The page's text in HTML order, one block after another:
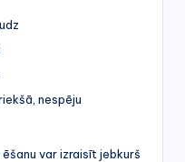
nespēju
var izraisīt jebkurš